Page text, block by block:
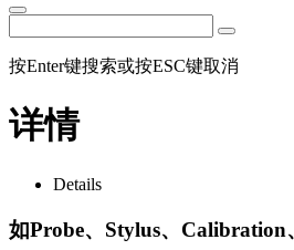
按Enter键搜索或按ESC键取消
详情
Details
如Probe、Stylus、